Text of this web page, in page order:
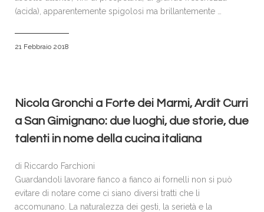
(acida), apparentemente spigolosi ma brillantemente …
21 Febbraio 2018
Nicola Gronchi a Forte dei Marmi, Ardit Curri
a San Gimignano: due luoghi, due storie, due
talenti in nome della cucina italiana
di Riccardo Farchioni
Guardandoli lavorare fianco a fianco ai fornelli non si può
evitare di notare come ci siano diversi tratti che li
accomunano. La naturalezza dei gesti, la serietà e la